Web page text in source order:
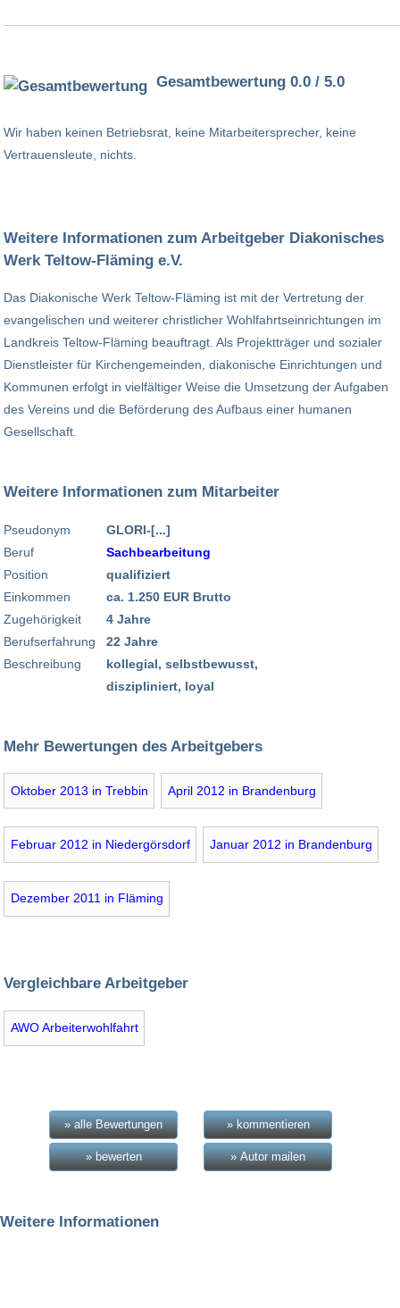
Gesamtbewertung 0.0 / 5.0
Wir haben keinen Betriebsrat, keine Mitarbeitersprecher, keine
Vertrauensleute, nichts.
Weitere Informationen zum Arbeitgeber Diakonisches
Werk Teltow-Fläming e.V.
Das Diakonische Werk Teltow-Fläming ist mit der Vertretung der
evangelischen und weiterer christlicher Wohlfahrtseinrichtungen im
Landkreis Teltow-Fläming beauftragt. Als Projektträger und sozialer
Dienstleister für Kirchengemeinden, diakonische Einrichtungen und
Kommunen erfolgt in vielfältiger Weise die Umsetzung der Aufgaben
des Vereins und die Beförderung des Aufbaus einer humanen
Gesellschaft.
Weitere Informationen zum Mitarbeiter
Pseudonym
Beruf
Position
Einkommen
Zugehörigkeit
Berufserfahrung
Beschreibung
GLORI-[...]
Sachbearbeitung
qualifiziert
ca. 1.250 EUR Brutto
4 Jahre
22 Jahre
kollegial, selbstbewusst,
diszipliniert, loyal
Mehr Bewertungen des Arbeitgebers
Oktober 2013 in Trebbin April 2012 in Brandenburg
Februar 2012 in Niedergörsdorf Januar 2012 in Brandenburg
Dezember 2011 in Fläming
Vergleichbare Arbeitgeber
AWO Arbeiterwohlfahrt
» alle Bewertungen » kommentieren
» bewerten » Autor mailen
Weitere Informationen